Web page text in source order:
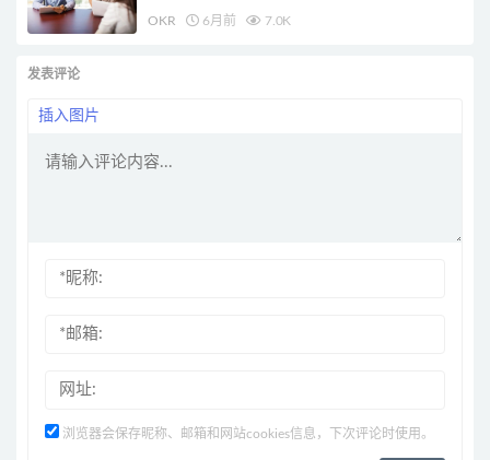
OKR 6月前 7.0K
发表评论
插入图片
浏览器会保存昵称、邮箱和网站cookies信息，下次评论时使用。